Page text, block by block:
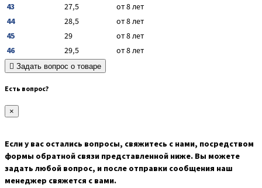
43
27,5
от 8 лет
44
28,5
от 8 лет
45
29
от 8 лет
46
29,5 от 8 лет
Задать вопрос о товаре
Есть вопрос?
×
Если у вас остались вопросы, свяжитесь с нами, посредством
формы обратной связи представленной ниже. Вы можете
задать любой вопрос, и после отправки сообщения наш
менеджер свяжется с вами.